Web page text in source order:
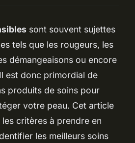
sont souvent sujettes
tels que les rougeurs, les
démangeaisons ou encore
est donc primordial de
produits de soins pour
votre peau. Cet article
critères à prendre en
les meilleurs soins